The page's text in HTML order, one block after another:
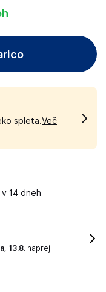
spleta.Več
14 dneh
13.8. naprej